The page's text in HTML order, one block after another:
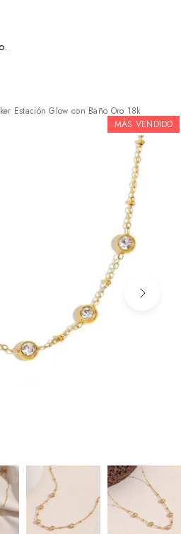
Estación Glow con Baño Oro 18k
MÁS VENDIDO